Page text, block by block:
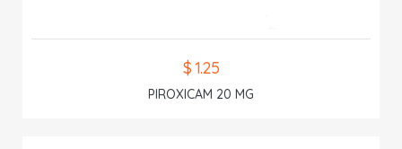
$ 1.25
PIROXICAM 20 MG